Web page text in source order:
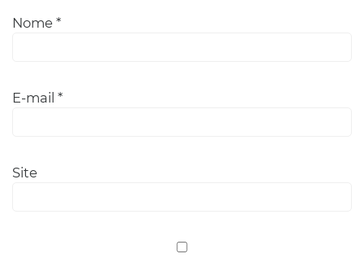
Nome *
E-mail *
Site